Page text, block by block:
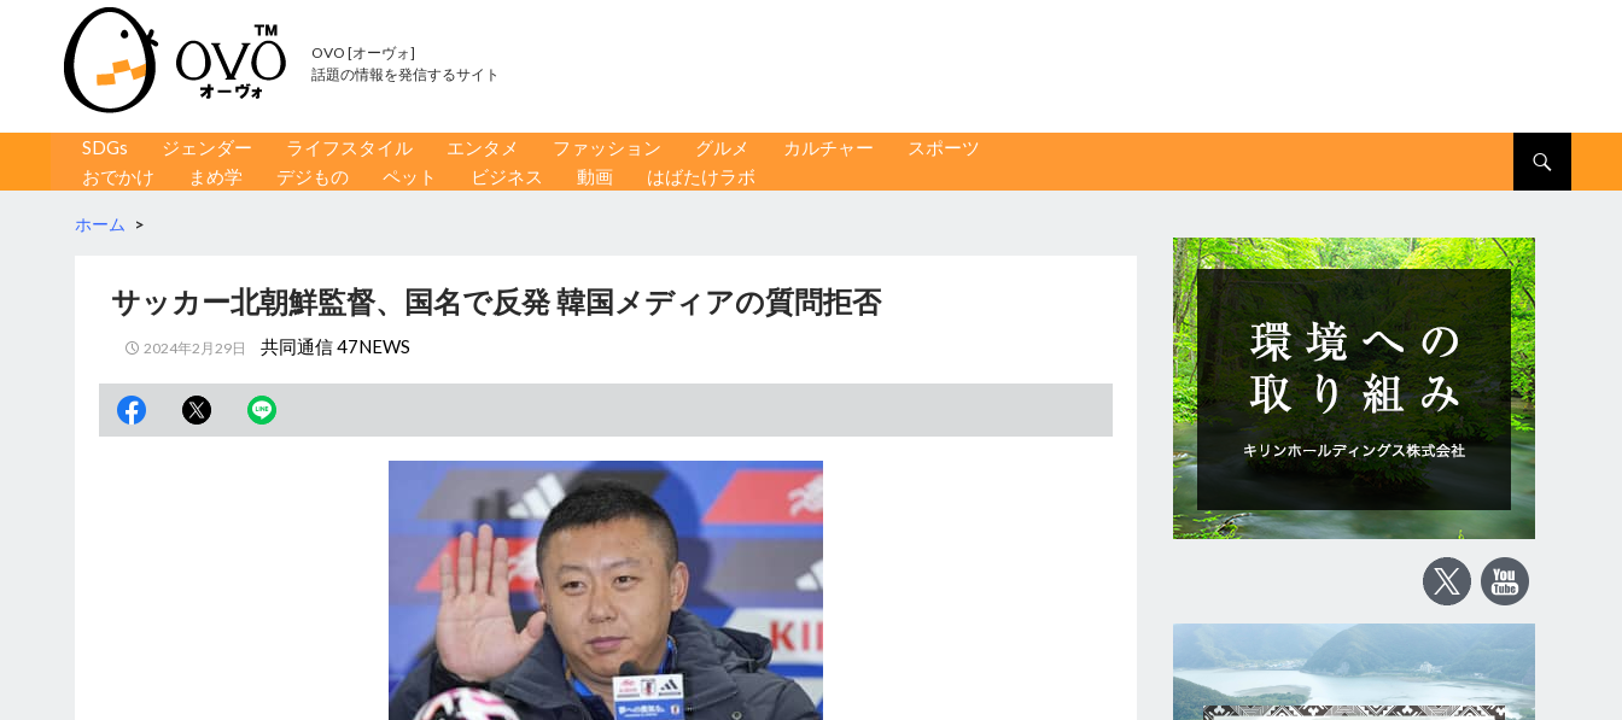
OVO [オーヴォ]
話題の情報を発信するサイト
コンテンツへ移動
SDGs ジェンダー ライフスタイル エンタメ ファッション グルメ カルチャー
スポーツ
おでかけ
まめ学 デジもの ペット ビジネス 動画 はばたけラボ
ホーム >
サッカー北朝鮮監督、国名で反発 韓国メディアの質問拒否
2024年2月29日 共同通信 47NEWS